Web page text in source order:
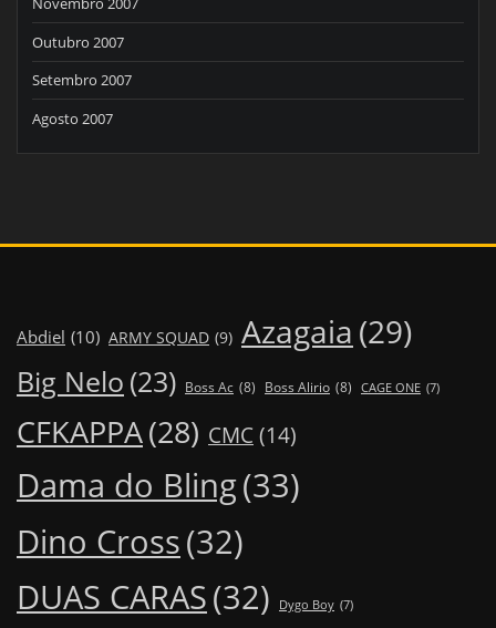
Outubro 2007
Setembro 2007
Agosto 2007
Abdiel (10) ARMY SQUAD (9) Azagaia (29)
Big Nelo (23) Boss Ac (8) Boss Alirio (8) CAGE ONE (7)
CFKAPPA(28) CMC (14)
Dama do Bling(33)
Dino Cross(32)
DUAS CARAS(32) Dygo Boy (7)